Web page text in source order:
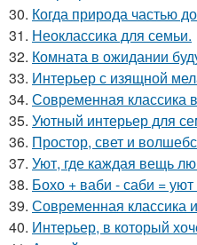
30. Когда природа частью
31. Неоклассика для семьи.
32. Комната в ожидании
33. Интерьер с изящной
34. Современная классика
35. Уютный интерьер для
36. Простор, свет и
37. Уют, где каждая вещь
38. Бохо + ваби - саби = уют
39. Современная классика
40. Интерьер, в который